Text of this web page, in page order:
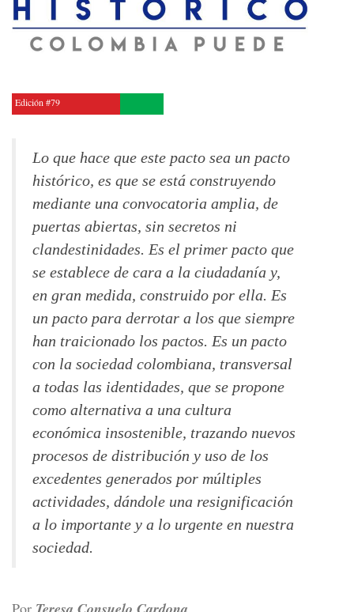
Edición #79
Lo que hace que este pacto sea un pacto
histórico, es que se está construyendo
mediante una convocatoria amplia, de
puertas abiertas, sin secretos ni
clandestinidades. Es el primer pacto que
se establece de cara a la ciudadanía y,
en gran medida, construido por ella. Es
un pacto para derrotar a los que siempre
han traicionado los pactos. Es un pacto
con la sociedad colombiana, transversal
a todas las identidades, que se propone
como alternativa a una cultura
económica insostenible, trazando nuevos
procesos de distribución y uso de los
excedentes generados por múltiples
actividades, dándole una resignificación
a lo importante y a lo urgente en nuestra
sociedad.
Por